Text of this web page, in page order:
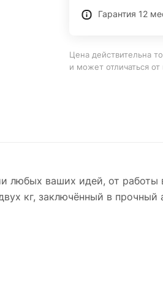
Гарантия 12
Цена действительна
и может отличаться
любых ваших идей, от работы
кг, заключённый в